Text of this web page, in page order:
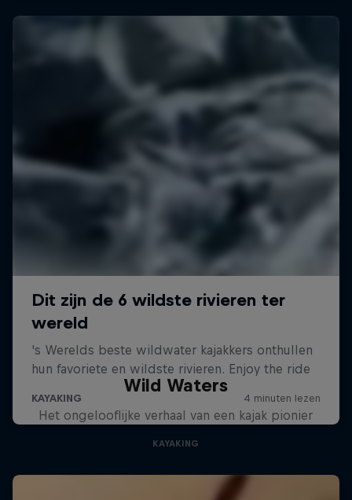
Wild Waters
Het ongelooflijke verhaal van een kajak pionier
KAYAKING